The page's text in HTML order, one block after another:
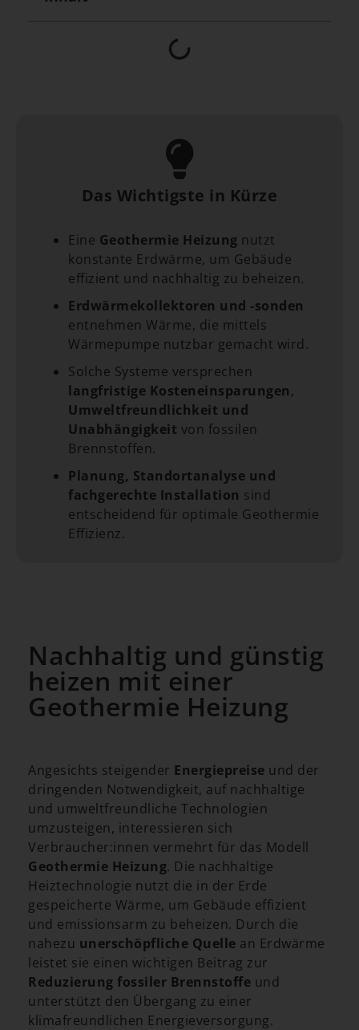
Das Wichtigste in Kürze
Eine Geothermie Heizung nutzt
konstante Erdwärme, um Gebäude
effizient und nachhaltig zu beheizen.
Erdwärmekollektoren und -sonden
entnehmen Wärme, die mittels
Wärmepumpe nutzbar gemacht wird.
Solche Systeme versprechen
langfristige Kosteneinsparungen,
Umweltfreundlichkeit und
Unabhängigkeit von fossilen
Brennstoffen.
Planung, Standortanalyse und
fachgerechte Installation sind
entscheidend für optimale Geothermie
Effizienz.
Nachhaltig und günstig
heizen mit einer
Geothermie Heizung
Angesichts steigender Energiepreise und der
dringenden Notwendigkeit, auf nachhaltige
und umweltfreundliche Technologien
umzusteigen, interessieren sich
Verbraucher:innen vermehrt für das Modell
Geothermie Heizung. Die nachhaltige
Heiztechnologie nutzt die in der Erde
gespeicherte Wärme, um Gebäude effizient
und emissionsarm zu beheizen. Durch die
nahezu unerschöpfliche Quelle an Erdwärme
leistet sie einen wichtigen Beitrag zur
Reduzierung fossiler Brennstoffe und
unterstützt den Übergang zu einer
klimafreundlichen Energieversorgung.